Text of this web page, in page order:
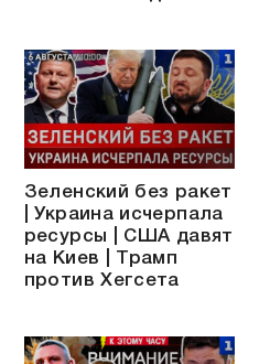
Зеленский без ракет
| Украина исчерпала
ресурсы | США давят
на Киев | Трамп
против Хегсета